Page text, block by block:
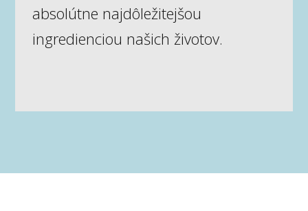
absolútne najdôležitejšou
ingredienciou našich životov.